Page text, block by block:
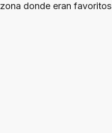
zona donde eran